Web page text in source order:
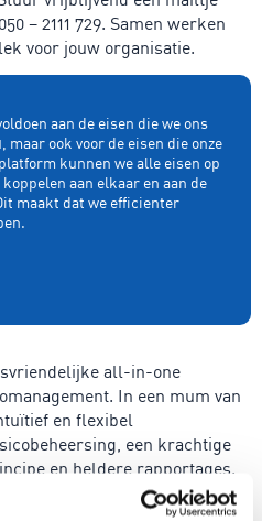
– 2111 729. Samen werken
voor jouw organisatie.
aan de eisen die we ons
maar ook voor de eisen die onze
kunnen we alle eisen op
aan elkaar en aan de
maakt dat we efficienter
all-in-one
In een mum van
en flexibel
een krachtige
en heldere rapportages.
relevante standaarden voor